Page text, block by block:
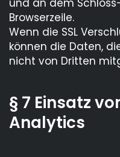
und an dem
Browserzeile.
Wenn die SSL
können die Daten,
nicht von Dritten
§ 7 Einsatz
Analytics